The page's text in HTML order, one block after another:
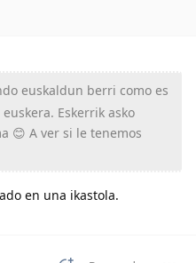
euskaldun berri como es
Eskerrik asko
😊 A ver si le tenemos
en una ikastola.